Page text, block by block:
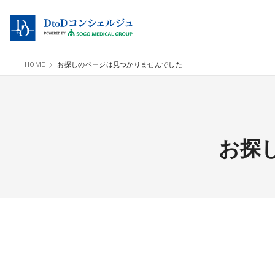
HOME お探しのページは見つかりませんでした
お探